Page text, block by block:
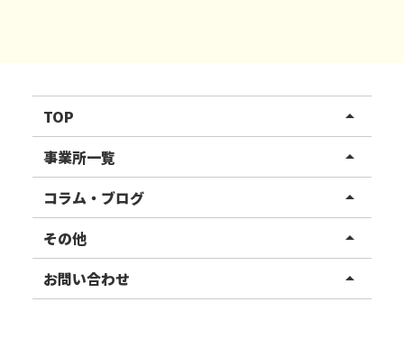
TOP arrow_drop_up
リハスワーク
リハスファーム
事業所一覧 arrow_drop_up
関東エリア
東北エリア
甲信越エリア
コラム・ブログ arrow_drop_up
事業所ブログ
ご利用者様の声
その他 arrow_drop_up
お知らせ
お問い合わせ arrow_drop_up